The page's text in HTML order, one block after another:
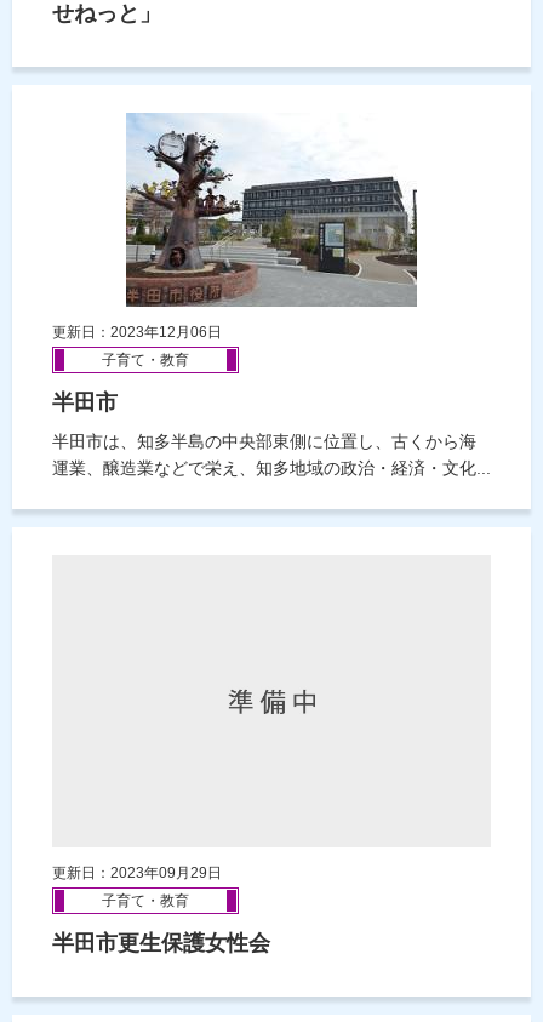
せねっと」
更新日：2023年12月06日
子育て・教育
半田市
半田市は、知多半島の中央部東側に位置し、古くから海
運業、醸造業などで栄え、知多地域の政治・経済・文化...
更新日：2023年09月29日
子育て・教育
半田市更生保護女性会